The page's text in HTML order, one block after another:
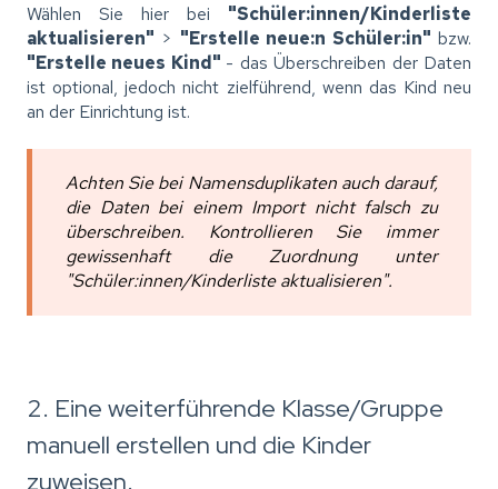
Wählen Sie hier bei "Schüler:innen/Kinderliste
aktualisieren" > "Erstelle neue:n Schüler:in" bzw.
"Erstelle neues Kind" - das Überschreiben der Daten
ist optional, jedoch nicht zielführend, wenn das Kind neu
an der Einrichtung ist.
Achten Sie bei Namensduplikaten auch darauf,
die Daten bei einem Import nicht falsch zu
überschreiben. Kontrollieren Sie immer
gewissenhaft die Zuordnung unter
"Schüler:innen/Kinderliste aktualisieren".
2. Eine weiterführende Klasse/Gruppe
manuell erstellen und die Kinder
zuweisen.